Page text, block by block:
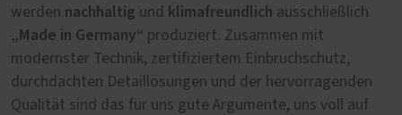
werden nachhaltig und klimafreundlich ausschließlich
„Made in Germany“ produziert. Zusammen mit
modernster Technik, zertifiziertem Einbruchschutz,
durchdachten Detaillösungen und der hervorragenden
Qualität sind das für uns gute Argumente, uns voll auf